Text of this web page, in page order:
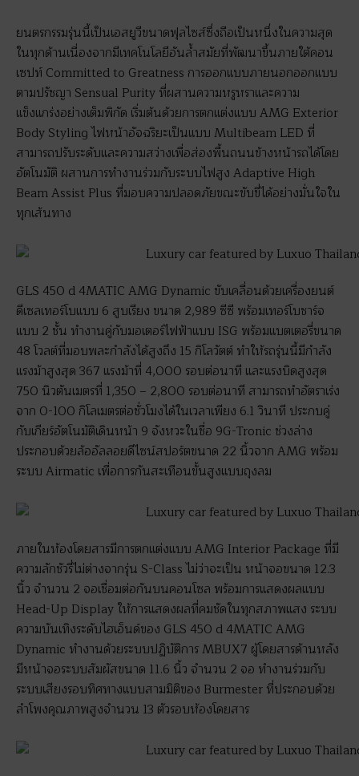
ยนตรกรรมรุ่นนี้เป็นเอสยูวีขนาดฟุลไซส์ซึ่งถือเป็นหนึ่งในความสุด
ในทุกด้านเนื่องจากมีเทคโนโลยีอันล้ำสมัยที่พัฒนาขึ้นภายใต้คอน
เซปท์ Committed to Greatness การออกแบบภายนอกออกแบบ
ตามปรัชญา Sensual Purity ที่ผสานความหรูหราและความ
แข็งแกร่งอย่างเต็มพิกัด เริ่มต้นด้วยการตกแต่งแบบ AMG Exterior
Body Styling ไฟหน้าอัจฉริยะเป็นแบบ Multibeam LED ที่
สามารถปรับระดับและความสว่างเพื่อส่องพื้นถนนข้างหน้ารถได้โดย
อัตโนมัติ ผสานการทำงานร่วมกับระบบไฟสูง Adaptive High
Beam Assist Plus ที่มอบความปลอดภัยขณะขับขี่ได้อย่างมั่นใจใน
ทุกเส้นทาง
GLS 450 d 4MATIC AMG Dynamic ขับเคลื่อนด้วยเครื่องยนต์
ดีเซลเทอร์โบแบบ 6 สูบเรียง ขนาด 2,989 ซีซี พร้อมเทอร์โบชาร์จ
แบบ 2 ชั้น ทำงานคู่กับมอเตอร์ไฟฟ้าแบบ ISG พร้อมแบตเตอรี่ขนาด
48 โวลต์ที่มอบพละกำลังได้สูงถึง 15 กิโลวัตต์ ทำให้รถรุ่นนี้มีกำลัง
แรงม้าสูงสุด 367 แรงม้าที่ 4,000 รอบต่อนาที และแรงบิดสูงสุด
750 นิวตันเมตรที่ 1,350 – 2,800 รอบต่อนาที สามารถทำอัตราเร่ง
จาก 0-100 กิโลเมตรต่อชั่วโมงได้ในเวลาเพียง 6.1 วินาที ประกบคู่
กับเกียร์อัตโนมัติเดินหน้า 9 จังหวะในชื่อ 9G-Tronic ช่วงล่าง
ประกอบด้วยล้ออัลลอยดีไซน์สปอร์ตขนาด 22 นิ้วจาก AMG พร้อม
ระบบ Airmatic เพื่อการกันสะเทือนขั้นสูงแบบถุงลม
ภายในห้องโดยสารมีการตกแต่งแบบ AMG Interior Package ที่มี
ความลักชัวรี่ไม่ต่างจากรุ่น S-Class ไม่ว่าจะเป็น หน้าจอขนาด 12.3
นิ้ว จำนวน 2 จอเชื่อมต่อกันบนคอนโซล พร้อมการแสดงผลแบบ
Head-Up Display ให้การแสดงผลที่คมชัดในทุกสภาพแสง ระบบ
ความบันเทิงระดับไฮเอ็นด์ของ GLS 450 d 4MATIC AMG
Dynamic ทำงานด้วยระบบปฏิบัติการ MBUX7 ผู้โดยสารด้านหลัง
มีหน้าจอระบบสัมผัสขนาด 11.6 นิ้ว จำนวน 2 จอ ทำงานร่วมกับ
ระบบเสียงรอบทิศทางแบบสามมิติของ Burmester ที่ประกอบด้วย
ลำโพงคุณภาพสูงจำนวน 13 ตัวรอบห้องโดยสาร